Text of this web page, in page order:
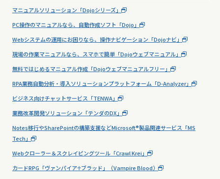
マニュアルソリューション「Dojoシリーズ」
PC操作のマニュアルなら、自動作成ソフト「Dojo」
Webシステムの運用にお困りなら、操作ナビゲーション「Dojoナビ」
現場の作業マニュアルなら、スマホで簡単「Dojoウェブマニュアル」
無料ではじめるマニュアル作成「Dojoウェブマニュアルフリー」
RPA業務自動分析・導入ソリューションプラットフォーム「D-Analyzer」
ビジネス向けチャットサービス「TENWA」
業務改革開発ソリューション「テンダのDX」
Notes移行やSharePointの構築支援などMicrosoft®製品関連サービス「MS
Tech」
Webクローラー＆スクレイピングツール「Crawl Krei」
カードRPG「ヴァンパイア♰ブラッド」（Vampire Blood）